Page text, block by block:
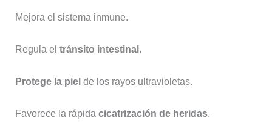
Mejora el sistema inmune.
Regula eltránsito intestinal.
Protege la piel de los rayos ultravioletas.
Favorece la rápida cicatrización de heridas.